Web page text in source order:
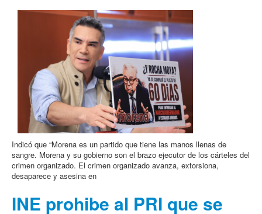
Indicó que “Morena es un partido que tiene las manos llenas de
sangre. Morena y su gobierno son el brazo ejecutor de los cárteles del
crimen organizado. El crimen organizado avanza, extorsiona,
desaparece y asesina en
INE prohibe al PRI que se